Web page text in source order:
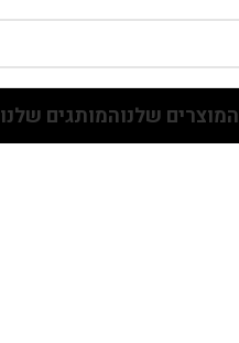
המוצרים שלנוהמותגים שלנו